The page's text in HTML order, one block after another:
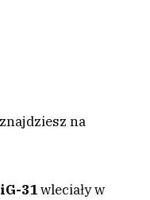
na
31wleciały w